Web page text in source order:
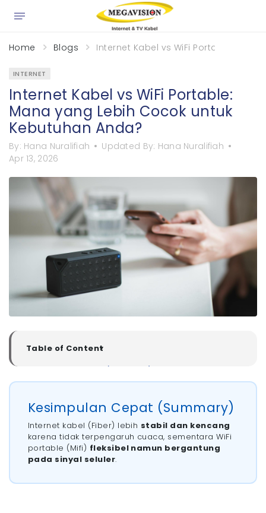
Home Blogs Internet Kabel vs WiFi Portable:
INTERNET
Internet Kabel vs WiFi Portable:
Mana yang Lebih Cocok untuk
Kebutuhan Anda?
By: Hana Nuralifiah Updated By: Hana Nuralifiah
Apr 13, 2026
Table of Content
▼
Perbandingan Kestabilan Internet Kabel vs WiFi
Biaya Bulanan Internet Kabel vs WiFi Portable
Pilih Internet Kabel atau WiFi Portable untuk Gaming
vs Kebutuhan Mobile?
Pasang WiFi Megavision yang Stabil untuk Kerja dan
Gaming!
Kesimpulan Cepat (Summary)
Internet kabel (Fiber) lebih stabil dan kencang
karena tidak terpengaruh cuaca, sementara WiFi
portable (Mifi) fleksibel namun bergantung
pada sinyal seluler.